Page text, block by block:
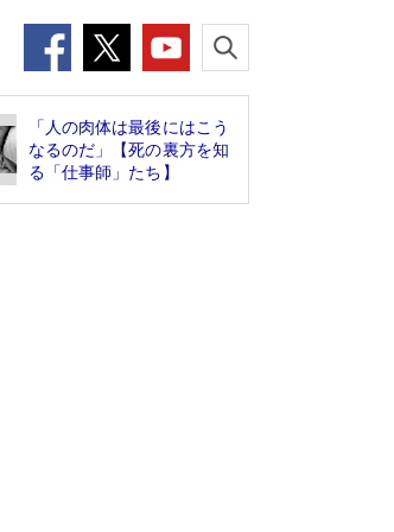
「人の肉体は最後にはこう
なるのだ」【死の裏方を知
る「仕事師」たち】